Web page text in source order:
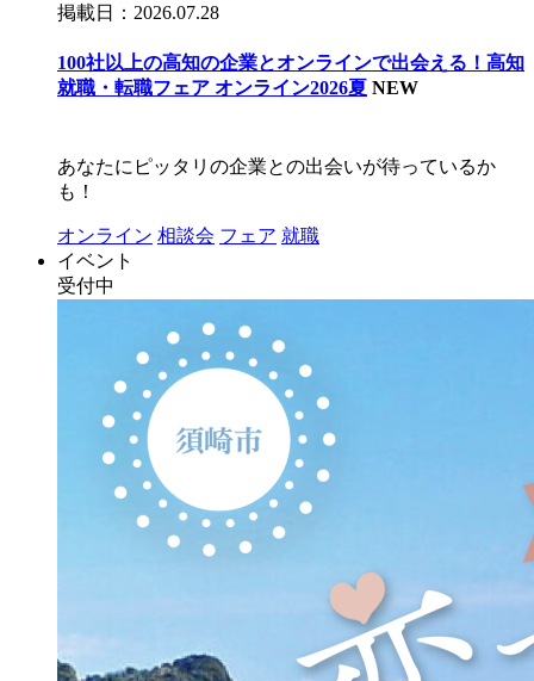
掲載日：2026.07.28
100社以上の高知の企業とオンラインで出会える！高知
就職・転職フェア オンライン2026夏 NEW
あなたにピッタリの企業との出会いが待っているか
も！
オンライン 相談会 フェア 就職
イベント
受付中